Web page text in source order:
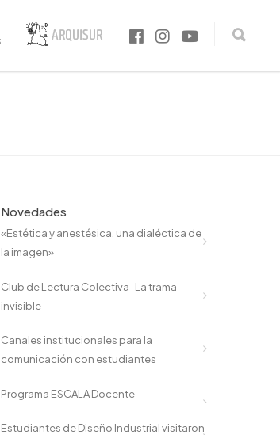
Novedades
«Estética y anestésica, una dialéctica de
la imagen»
Club de Lectura Colectiva · La trama
invisible
Canales institucionales para la
comunicación con estudiantes
Programa ESCALA Docente
Estudiantes de Diseño Industrial visitaron